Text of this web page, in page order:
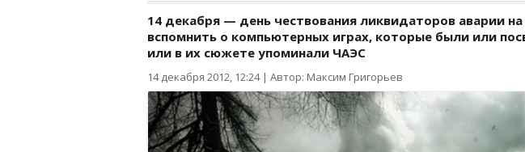
14 декабря — день чествования ликвидаторов аварии
вспомнить о компьютерных играх, которые были или
или в их сюжете упоминали ЧАЭС
14 декабря 2012, 12:24| Автор: Максим Григорьев